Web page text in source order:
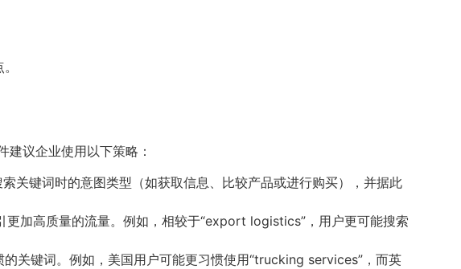
议企业使用以下策略：
键词时的意图类型（如获取信息、比较产品或进行购买），并据此
加高质量的流量。例如，相较于“export logistics”，用户更可能搜索
关键词。例如，美国用户可能更习惯使用“trucking services”，而英